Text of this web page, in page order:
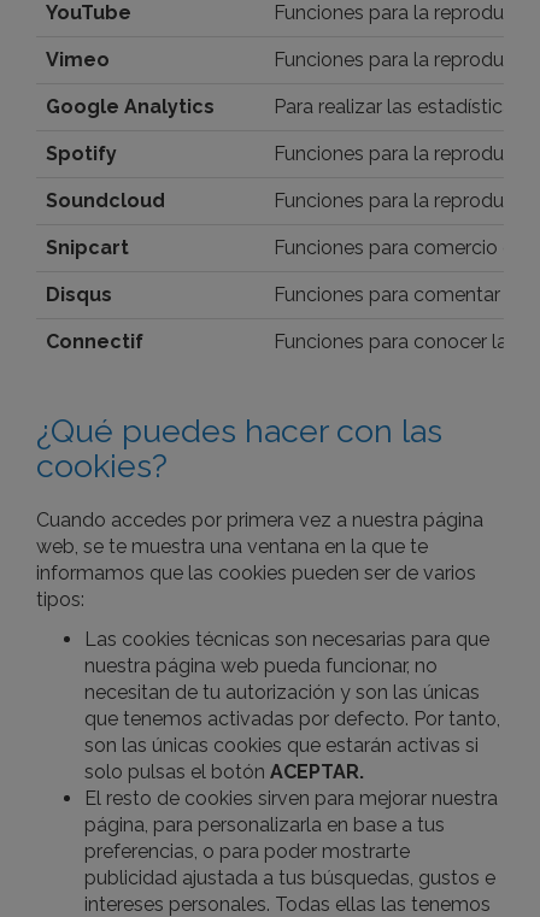
YouTube Funciones para la
Vimeo Funciones para la
Google Analytics Para realizar las estadísticas
Spotify Funciones para la
Soundcloud Funciones para la
Snipcart Funciones para comercio
Disqus Funciones para comentar
Connectif Funciones para conocer la
¿Qué puedes hacer con las
cookies?
Cuando accedes por primera vez a nuestra página
web, se te muestra una ventana en la que te
informamos que las cookies pueden ser de varios
tipos:
Las cookies técnicas son necesarias para que
nuestra página web pueda funcionar, no
necesitan de tu autorización y son las únicas
que tenemos activadas por defecto. Por tanto,
son las únicas cookies que estarán activas si
solo pulsas el botón ACEPTAR.
El resto de cookies sirven para mejorar nuestra
página, para personalizarla en base a tus
preferencias, o para poder mostrarte
publicidad ajustada a tus búsquedas, gustos e
intereses personales. Todas ellas las tenemos